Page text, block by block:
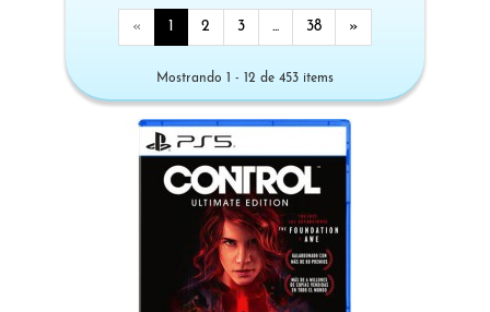
« 1 2 3 ... 38 »
Mostrando 1 - 12 de 453 items